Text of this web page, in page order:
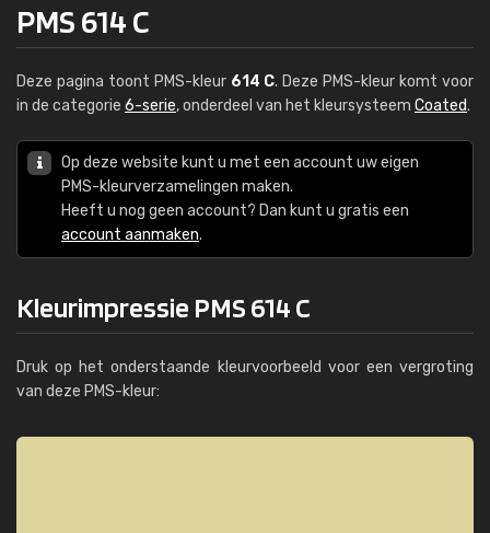
PMS 614 C
Deze pagina toont PMS-kleur 614 C. Deze PMS-kleur komt voor
in de categorie 6-serie, onderdeel van het kleursysteem Coated.
Op deze website kunt u met een account uw eigen
PMS-kleurverzamelingen maken.
Heeft u nog geen account? Dan kunt u gratis een
account aanmaken.
Kleurimpressie PMS 614 C
Druk op het onderstaande kleurvoorbeeld voor een vergroting
van deze PMS-kleur: